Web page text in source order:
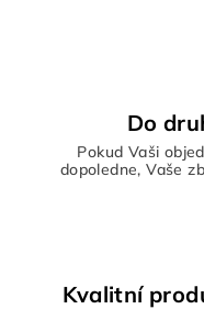
Do
Pokud Vaši
dopoledne, Vaše
Kvalitní